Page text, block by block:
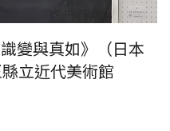
變與真如》（日本
立近代美術館